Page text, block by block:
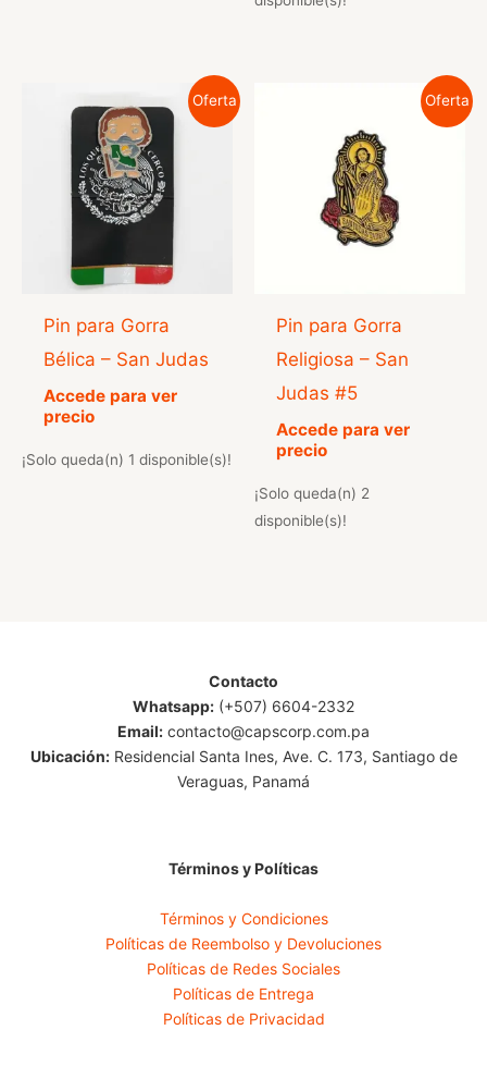
Oferta
Pin para Gorra
Bélica – San Judas
Accede para ver
precio
¡Solo queda(n) 1 disponible(s)!
Oferta
Pin para Gorra
Religiosa – San
Judas #5
Accede para ver
precio
¡Solo queda(n) 2
disponible(s)!
Contacto
Whatsapp: (+507) 6604-2332
Email: contacto@capscorp.com.pa
Ubicación:Residencial Santa Ines, Ave. C. 173, Santiago de
Veraguas, Panamá
Términos y Políticas
Términos y Condiciones
Políticas de Reembolso y Devoluciones
Políticas de Redes Sociales
Políticas de Entrega
Políticas de Privacidad